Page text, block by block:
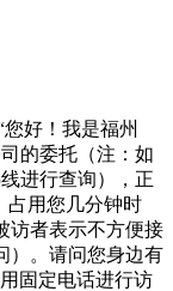
您好！我是福州
的委托（注：如
进行查询），正
占用您几分钟时
访者表示不方便接
）。请问您身边有
固定电话进行访